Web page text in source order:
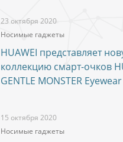
23 октября 2020
Носимые гаджеты
HUAWEI представляет
коллекцию смарт-очков
GENTLE MONSTER
15 октября 2020
Носимые гаджеты